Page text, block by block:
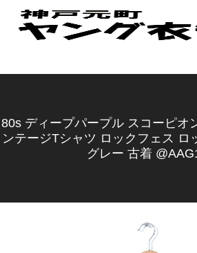
80s ディープパープル スコーピオ
ンテージTシャツ ロックフェス ロ
グレー 古着